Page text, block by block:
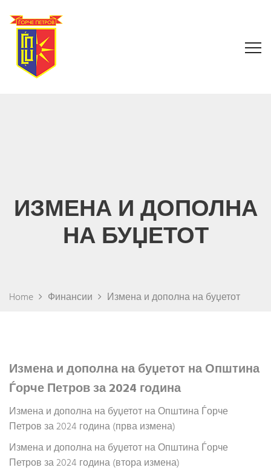
ИЗМЕНА И ДОПОЛНА
НА БУЏЕТОТ
Home Финансии Измена и дополна на буџетот
Измена и дополна на буџетот на Општина
Ѓорче Петров за 2024 година
Измена и дополна на буџетот на Општина Ѓорче
Петров за 2024 година (прва измена)
Измена и дополна на буџетот на Општина Ѓорче
Петров за 2024 година (втора измена)